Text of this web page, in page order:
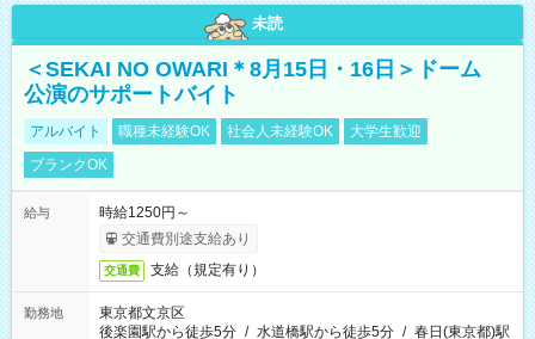
未読
＜SEKAI NO OWARI＊8月15日・16日＞ドーム
公演のサポートバイト
アルバイト 職種未経験OK 社会人未経験OK
大学生歓迎
ブランクOK
給与
時給1250円～
交通費別途支給あり
交通費 支給（規定有り）
勤務地
東京都文京区
後楽園駅から徒歩5分 / 水道橋駅から徒歩5分 / 春日(東京都)駅